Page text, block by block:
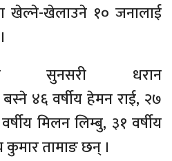
खेल्ने-खेलाउने १० जनालाई
सुनसरी धरान
४६ वर्षीय हेमन राई, २७
मिलन लिम्बु, ३१ वर्षीय
कुमार तामाङ छन् ।